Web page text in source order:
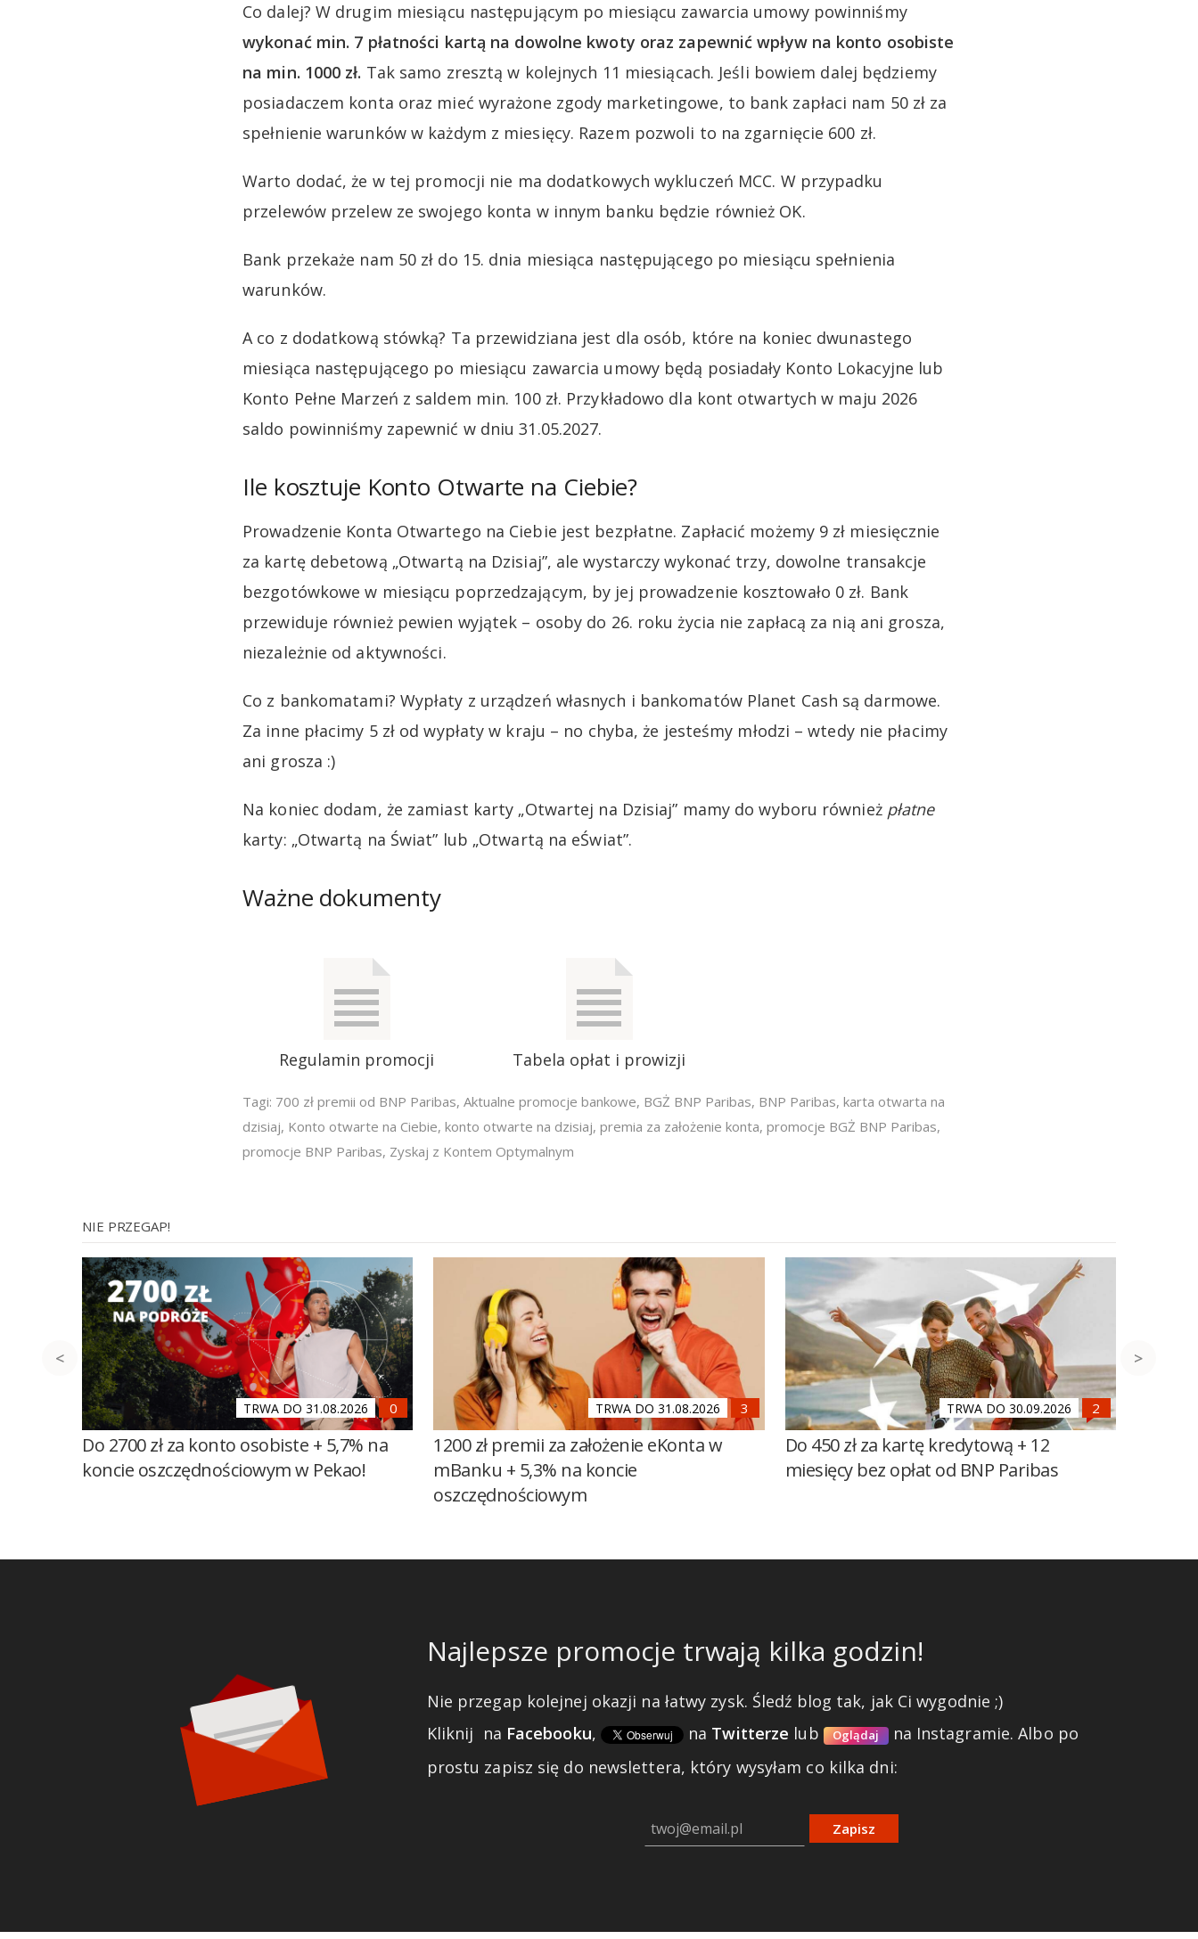
Co dalej? W drugim miesiącu następującym po miesiącu zawarcia umowy powinniśmy
wykonać min. 7 płatności kartą na dowolne kwoty oraz zapewnić wpływ na konto osobiste
na min. 1000 zł. Tak samo zresztą w kolejnych 11 miesiącach. Jeśli bowiem dalej będziemy
posiadaczem konta oraz mieć wyrażone zgody marketingowe, to bank zapłaci nam 50 zł za
spełnienie warunków w każdym z miesięcy. Razem pozwoli to na zgarnięcie 600 zł.
Warto dodać, że w tej promocji nie ma dodatkowych wykluczeń MCC. W przypadku
przelewów przelew ze swojego konta w innym banku będzie również OK.
Bank przekaże nam 50 zł do 15. dnia miesiąca następującego po miesiącu spełnienia
warunków.
A co z dodatkową stówką? Ta przewidziana jest dla osób, które na koniec dwunastego
miesiąca następującego po miesiącu zawarcia umowy będą posiadały Konto Lokacyjne lub
Konto Pełne Marzeń z saldem min. 100 zł. Przykładowo dla kont otwartych w maju 2026
saldo powinniśmy zapewnić w dniu 31.05.2027.
Ile kosztuje Konto Otwarte na Ciebie?
Prowadzenie Konta Otwartego na Ciebie jest bezpłatne. Zapłacić możemy 9 zł miesięcznie
za kartę debetową „Otwartą na Dzisiaj”, ale wystarczy wykonać trzy, dowolne transakcje
bezgotówkowe w miesiącu poprzedzającym, by jej prowadzenie kosztowało 0 zł. Bank
przewiduje również pewien wyjątek – osoby do 26. roku życia nie zapłacą za nią ani grosza,
niezależnie od aktywności.
Co z bankomatami? Wypłaty z urządzeń własnych i bankomatów Planet Cash są darmowe.
Za inne płacimy 5 zł od wypłaty w kraju – no chyba, że jesteśmy młodzi – wtedy nie płacimy
ani grosza :)
Na koniec dodam, że zamiast karty „Otwartej na Dzisiaj” mamy do wyboru również płatne
karty: „Otwartą na Świat” lub „Otwartą na eŚwiat”.
Ważne dokumenty
Regulamin promocji Tabela opłat i prowizji
Tagi: 700 zł premii od BNP Paribas, Aktualne promocje bankowe, BGŻ BNP Paribas, BNP Paribas, karta otwarta na
dzisiaj, Konto otwarte na Ciebie, konto otwarte na dzisiaj, premia za założenie konta, promocje BGŻ BNP Paribas,
promocje BNP Paribas, Zyskaj z Kontem Optymalnym
NIE PRZEGAP!
TRWA DO 31.08.2026
Do 2700 zł za konto osobiste + 5,7% na
koncie oszczędnościowym w Pekao!
TRWA DO 31.08.2026
1200 zł premii za założenie eKonta w
mBanku + 5,3% na koncie
oszczędnościowym
TRWA DO 30.09.2026
Do 450 zł za kartę kredytową + 12
miesięcy bez opłat od BNP Paribas
Najlepsze promocje trwają kilka godzin!
Nie przegap kolejnej okazji na łatwy zysk. Śledź blog tak, jak Ci wygodnie ;)
Kliknij na Facebooku, na Twitterze lub Oglądaj na Instagramie.Albo po
prostu zapisz się do newslettera, który wysyłam co kilka dni:
Zapisz